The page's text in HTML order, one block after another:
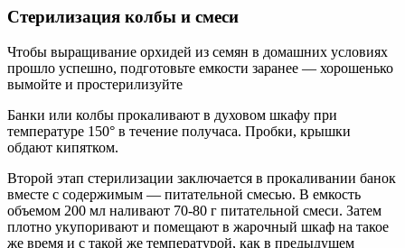
Стерилизация колбы и смеси
Чтобы выращивание орхидей из семян в домашних условиях
прошло успешно, подготовьте емкости заранее — хорошенько
вымойте и простерилизуйте
Банки или колбы прокаливают в духовом шкафу при
температуре 150° в течение получаса. Пробки, крышки
обдают кипятком.
Второй этап стерилизации заключается в прокаливании банок
вместе с содержимым — питательной смесью. В емкость
объемом 200 мл наливают 70-80 г питательной смеси. Затем
плотно укупоривают и помещают в жарочный шкаф на такое
же время и с такой же температурой, как в предыдущем